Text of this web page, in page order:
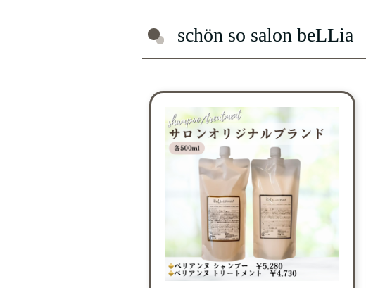
schön so salon beLLia